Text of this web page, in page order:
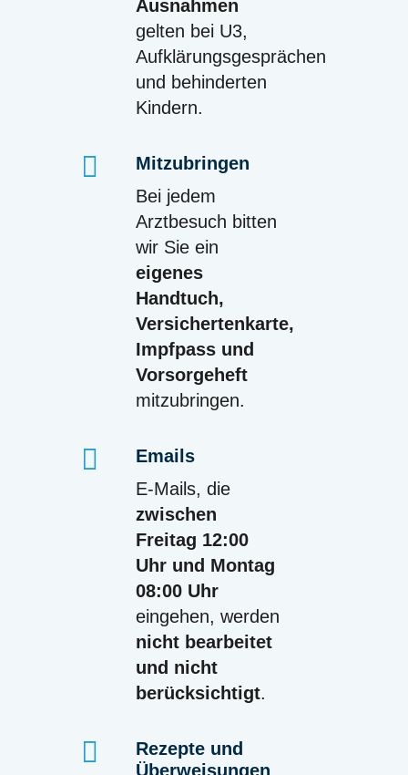
Ausnahmen
gelten bei U3,
Aufklärungsgesprächen
und behinderten
Kindern.
Mitzubringen
Bei jedem
Arztbesuch bitten
wir Sie ein
eigenes
Handtuch,
Versichertenkarte,
Impfpass und
Vorsorgeheft
mitzubringen.
Emails
E-Mails, die
zwischen
Freitag 12:00
Uhr und Montag
08:00 Uhr
eingehen, werden
nicht bearbeitet
und nicht
berücksichtigt.
Rezepte und
Überweisungen